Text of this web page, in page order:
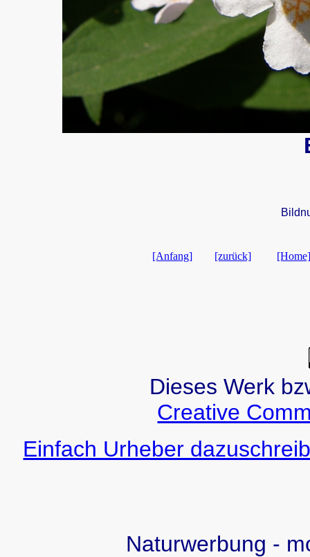
[Anfang] [zurück] [Home]
Dieses Werk
Creative
Einfach Urheber
Naturwerbung -